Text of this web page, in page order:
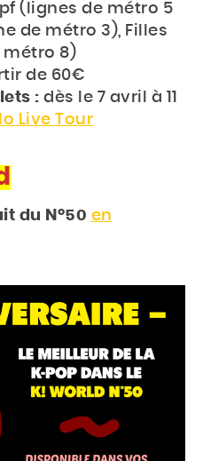
(lignes de métro 5
de métro 3), Filles
métro 8)
de 60€
: dès le 7 avril à 11
Live Tour
du N°50 en